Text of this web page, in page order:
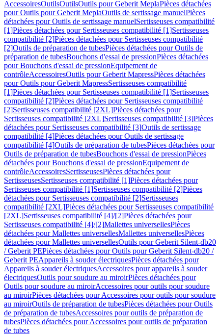
AccessoiresOutilsOutilsOutils pour Geberit MeplaPièces détachées
pour Outils pour Geberit MeplaOutils de sertissage manuelPièces
détachées pour Outils de sertissage manuelSertisseuses compatibilité
[1]Pièces détachées pour Sertisseuses compatibilité [1]Sertisseuses
compatibilité [2]Pièces détachées pour Sertisseuses compatibilité
[2]Outils de préparation de tubesPièces détachées pour Outils de
préparation de tubesBouchons d'essai de pressionPièces détachées
pour Bouchons d'essai de pressionEquipement de
contrôleAccessoiresOutils pour Geberit MapressPièces détachées
pour Outils pour Geberit MapressSertisseuses compatibilité
[1]Pièces détachées pour Sertisseuses compatibilité [1]Sertisseuses
compatibilité [2]Pièces détachées pour Sertisseuses compatibilité
[2]Sertisseuses compatibilité [2XL]Pièces détachées pour
Sertisseuses compatibilité [2XL]Sertisseuses compatibilité [3]Pièces
détachées pour Sertisseuses compatibilité [3]Outils de sertissage
compatibilité [4]Pièces détachées pour Outils de sertissage
compatibilité [4]Outils de préparation de tubesPièces détachées pour
Outils de préparation de tubesBouchons d'essai de pressionPièces
détachées pour Bouchons d'essai de pressionEquipement de
contrôleAccessoiresSertisseusesPièces détachées pour
SertisseusesSertisseuses compatibilité [1]Pièces détachées pour
Sertisseuses compatibilité [1]Sertisseuses compatibilité [2]Pièces
détachées pour Sertisseuses compatibilité [2]Sertisseuses
compatibilité [2XL]Pièces détachées pour Sertisseuses compatibilité
[2XL]Sertisseuses compatibilité [4]/[2]Pièces détachées pour
Sertisseuses compatibilité [4]/[2]Mallettes universellesPièces
détachées pour Mallettes universellesMallettes universellesPièces
détachées pour Mallettes universellesOutils pour Geberit Silent-db20
/ Geberit PEPièces détachées pour Outils pour Geberit Silent-db20 /
Geberit PEAppareils à souder électriquesPièces détachées pour
Appareils à souder électriquesAccessoires pour appareils à souder
électriquesOutils pour soudure au miroirPièces détachées pour
Outils pour soudure au miroirAccessoires pour outils pour soudure
au miroirPièces détachées pour Accessoires pour outils pour soudure
au miroirOutils de préparation de tubesPièces détachées pour Outils
de préparation de tubesAccessoires pour outils de préparation de
tubesPièces détachées pour Accessoires pour outils de préparation
de tubes